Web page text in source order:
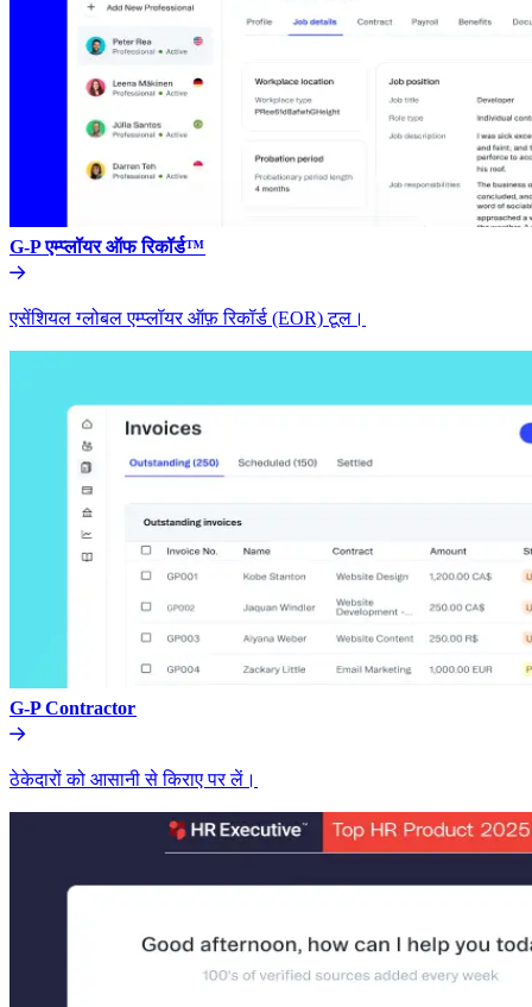
G-P एम्प्लॉयर ऑफ रिकॉर्ड™​​
एसेंशियल ग्लोबल एम्प्लॉयर ऑफ़ रिकॉर्ड (EOR) टूल।​​
G-P Contractor​​
ठेकेदारों को आसानी से किराए पर लें।​​